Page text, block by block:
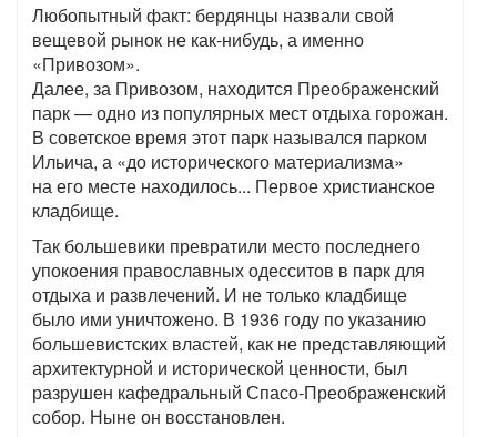
Любопытный факт: бердянцы назвали свой
вещевой рынок не как-нибудь, а именно
«Привозом».
Далее, за Привозом, находится Преображенский
парк — одно из популярных мест отдыха горожан.
В советское время этот парк назывался парком
Ильича, а «до исторического материализма»
на его месте находилось... Первое христианское
кладбище.
Так большевики превратили место последнего
упокоения православных одесситов в парк для
отдыха и развлечений. И не только кладбище
было ими уничтожено. В 1936 году по указанию
большевистских властей, как не представляющий
архитектурной и исторической ценности, был
разрушен кафедральный Спасо-Преображенский
собор. Ныне он восстановлен.